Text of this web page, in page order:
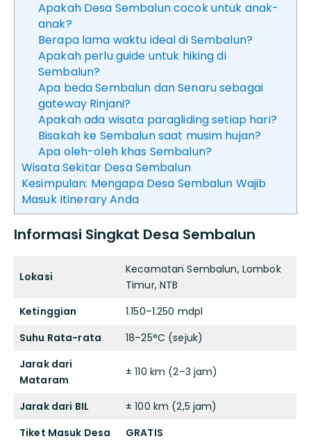
Apakah Desa Sembalun cocok untuk anak-
anak?
Berapa lama waktu ideal di Sembalun?
Apakah perlu guide untuk hiking di
Sembalun?
Apa beda Sembalun dan Senaru sebagai
gateway Rinjani?
Apakah ada wisata paragliding setiap hari?
Bisakah ke Sembalun saat musim hujan?
Apa oleh-oleh khas Sembalun?
Wisata Sekitar Desa Sembalun
Kesimpulan: Mengapa Desa Sembalun Wajib
Masuk Itinerary Anda
Informasi Singkat Desa Sembalun
Lokasi
Kecamatan Sembalun, Lombok
Timur, NTB
Ketinggian
1.150–1.250 mdpl
Suhu Rata-rata
18–25°C (sejuk)
Jarak dari
Mataram
± 110 km (2–3 jam)
Jarak dari BIL
± 100 km (2,5 jam)
Tiket Masuk Desa
GRATIS